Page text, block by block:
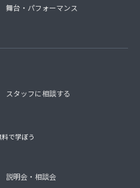
舞台・パフォーマンス
スタッフに相談する
で学ぼう
説明会・相談会